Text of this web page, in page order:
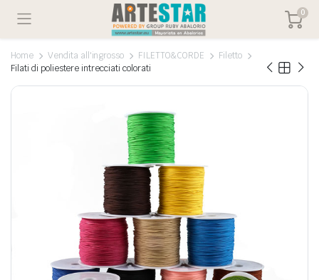
0
Home Vendita all'ingrosso FILETTO&CORDE
Filetto
Filati di poliestere intrecciati colorati